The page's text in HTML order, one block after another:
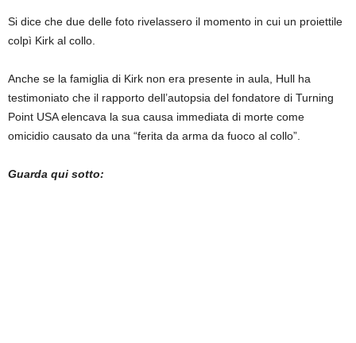
Si dice che due delle foto rivelassero il momento in cui un proiettile
colpì Kirk al collo.
Anche se la famiglia di Kirk non era presente in aula, Hull ha
testimoniato che il rapporto dell’autopsia del fondatore di Turning
Point USA elencava la sua causa immediata di morte come
omicidio causato da una “ferita da arma da fuoco al collo”.
Guarda qui sotto: